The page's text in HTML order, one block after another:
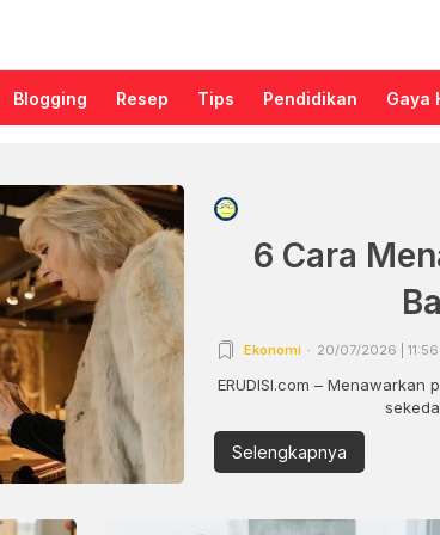
Blogging Resep Tips Pendidikan Gaya
6 Cara
Ekonomi 20/07/2026 | 11:56
ERUDISI.com –
Selengkapnya